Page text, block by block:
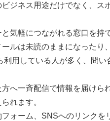
ジネス用途だけでなく、ス
気軽につながれる窓口を持
ルは未読のままになったり
用している人が多く、問
へ一斉配信で情報を届け
れます。
ォーム、SNSへのリンク